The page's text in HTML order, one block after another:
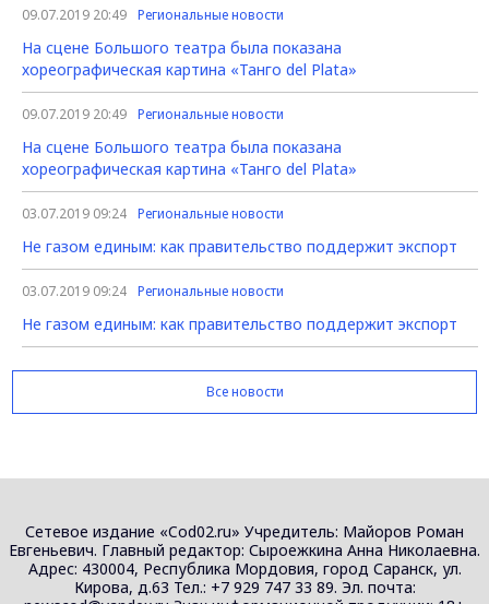
09.07.2019 20:49 Региональные новости
На сцене Большого театра была показана
хореографическая картина «Танго del Plata»
09.07.2019 20:49 Региональные новости
На сцене Большого театра была показана
хореографическая картина «Танго del Plata»
03.07.2019 09:24 Региональные новости
Не газом единым: как правительство поддержит экспорт
03.07.2019 09:24 Региональные новости
Не газом единым: как правительство поддержит экспорт
Все новости
Сетевое издание «Cod02.ru» Учредитель: Майоров Роман
Евгеньевич. Главный редактор: Сыроежкина Анна Николаевна.
Адрес: 430004, Республика Мордовия, город Саранск, ул.
Кирова, д.63 Тел.: +7 929 747 33 89. Эл. почта: